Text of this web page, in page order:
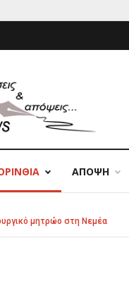
ΑΠΟΨΗ
μητρώο στη Νεμέα